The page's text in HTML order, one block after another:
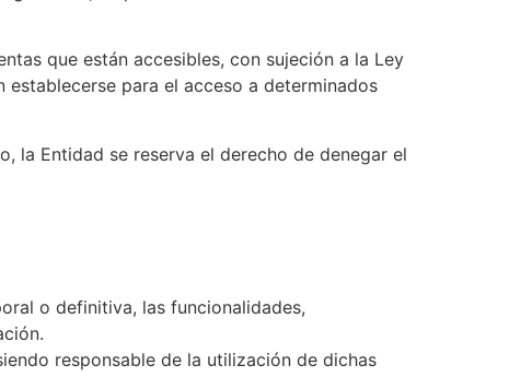
que están accesibles, con sujeción a la Ley
establecerse para el acceso a determinados
la Entidad se reserva el derecho de denegar el
o definitiva, las funcionalidades,
responsable de la utilización de dichas